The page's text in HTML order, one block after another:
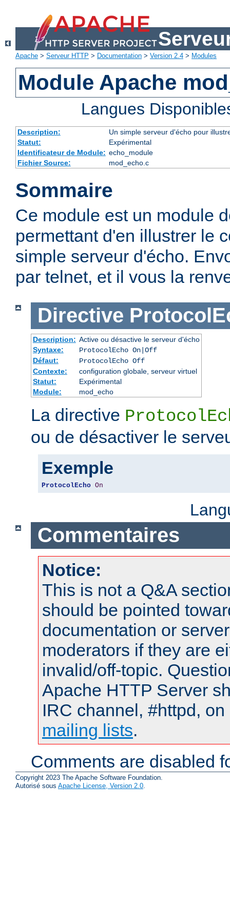
Apache > Serveur HTTP > Documentation > Version 2.4 > Modules
Module Apache
Langues
Description:
Un simple serveur d'écho pour
Statut:
Expérimental
Identificateur de Module: echo_module
Fichier Source:
mod_echo.c
Sommaire
Ce module est un module
permettant d'en illustrer le
simple serveur d'écho.
par telnet, et il vous la
Directive
Description: Active ou désactive le serveur d'écho
Syntaxe:
ProtocolEcho On|Off
Défaut:
ProtocolEcho Off
Contexte:
configuration globale, serveur virtuel
Statut:
Expérimental
Module:
mod_echo
La directive
ou de désactiver le
Exemple
ProtocolEcho On
Commentaires
Notice:
This is not a Q&A
should be pointed
documentation or
moderators if they are
invalid/off-topic.
Apache HTTP Server
IRC channel, #httpd,
mailing lists.
Comments are disabled
Copyright 2023 The Apache Software Foundation.
Autorisé sous Apache License, Version 2.0